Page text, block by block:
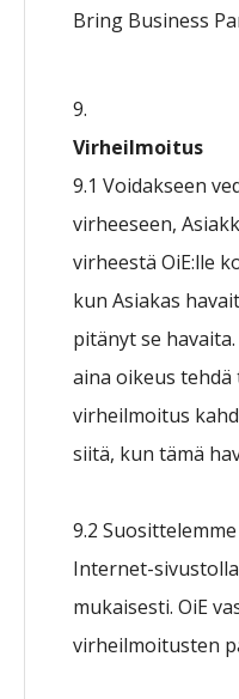
Bring Business
Virheilmoitus
9.1 Voidakseen
virheeseen,
virheestä OiE:lle
kun Asiakas
pitänyt se
aina oikeus
virheilmoitus
siitä, kun tämä
9.2
Internet-
mukaisesti. OiE
virheilmoitusten